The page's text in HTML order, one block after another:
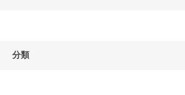
分類